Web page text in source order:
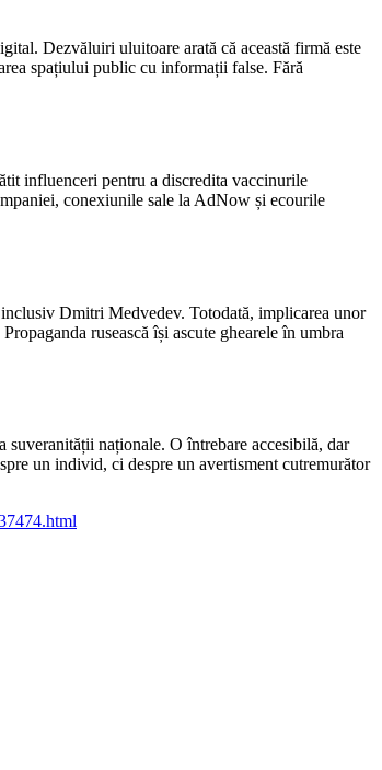
Dezvăluiri uluitoare arată că această firmă este
spațiului public cu informații false. Fără
influenceri pentru a discredita vaccinurile
conexiunile sale la AdNow și ecourile
Dmitri Medvedev. Totodată, implicarea unor
rusească își ascute ghearele în umbra
naționale. O întrebare accesibilă, dar
un individ, ci despre un avertisment cutremurător